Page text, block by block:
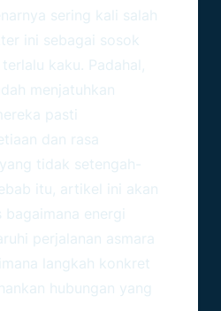
sering kali salah
ini sebagai sosok
kaku. Padahal,
menjatuhkan
pasti
dan rasa
tidak setengah-
itu, artikel ini akan
bagaimana energi
perjalanan asmara
langkah konkret
hubungan yang